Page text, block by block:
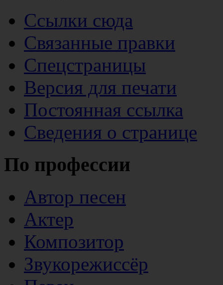
Ссылки сюда
Связанные правки
Спецстраницы
Версия для печати
Постоянная ссылка
Сведения о странице
По профессии
Автор песен
Актер
Композитор
Звукорежиссёр